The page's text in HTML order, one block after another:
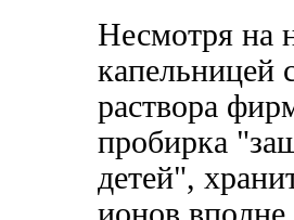
Несмотря на
капельницей
раствора
пробирка
детей",